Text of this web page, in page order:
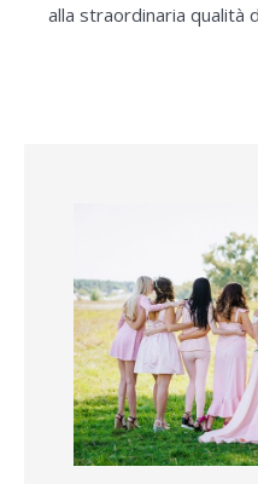
alla straordinaria qualità